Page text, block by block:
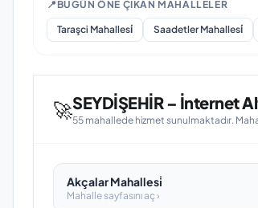
📍 BUGÜN ÖNE ÇIKAN MAHALLELER
Taraşci Mahallesi̇ Saadetler Mahallesi̇
🚀SEYDİŞEHİR – İnternet
55 mahallede hizmet sunulmaktadır.
Akçalar Mahallesi̇
Mahalle sayfasını aç ›